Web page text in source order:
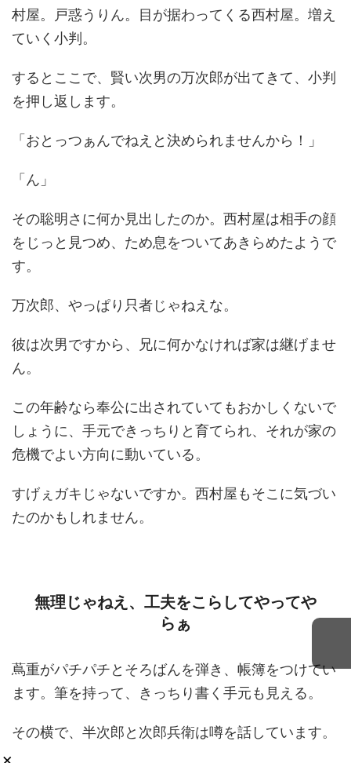
村屋。戸惑うりん。目が据わってくる西村屋。増え
ていく小判。
するとここで、賢い次男の万次郎が出てきて、小判
を押し返します。
「おとっつぁんでねえと決められませんから！」
「ん」
その聡明さに何か見出したのか。西村屋は相手の顔
をじっと見つめ、ため息をついてあきらめたようで
す。
万次郎、やっぱり只者じゃねえな。
彼は次男ですから、兄に何かなければ家は継げませ
ん。
この年齢なら奉公に出されていてもおかしくないで
しょうに、手元できっちりと育てられ、それが家の
危機でよい方向に動いている。
すげぇガキじゃないですか。西村屋もそこに気づい
たのかもしれません。
無理じゃねえ、工夫をこらしてやってや
らぁ
蔦重がパチパチとそろばんを弾き、帳簿をつけてい
ます。筆を持って、きっちり書く手元も見える。
その横で、半次郎と次郎兵衛は噂を話しています。